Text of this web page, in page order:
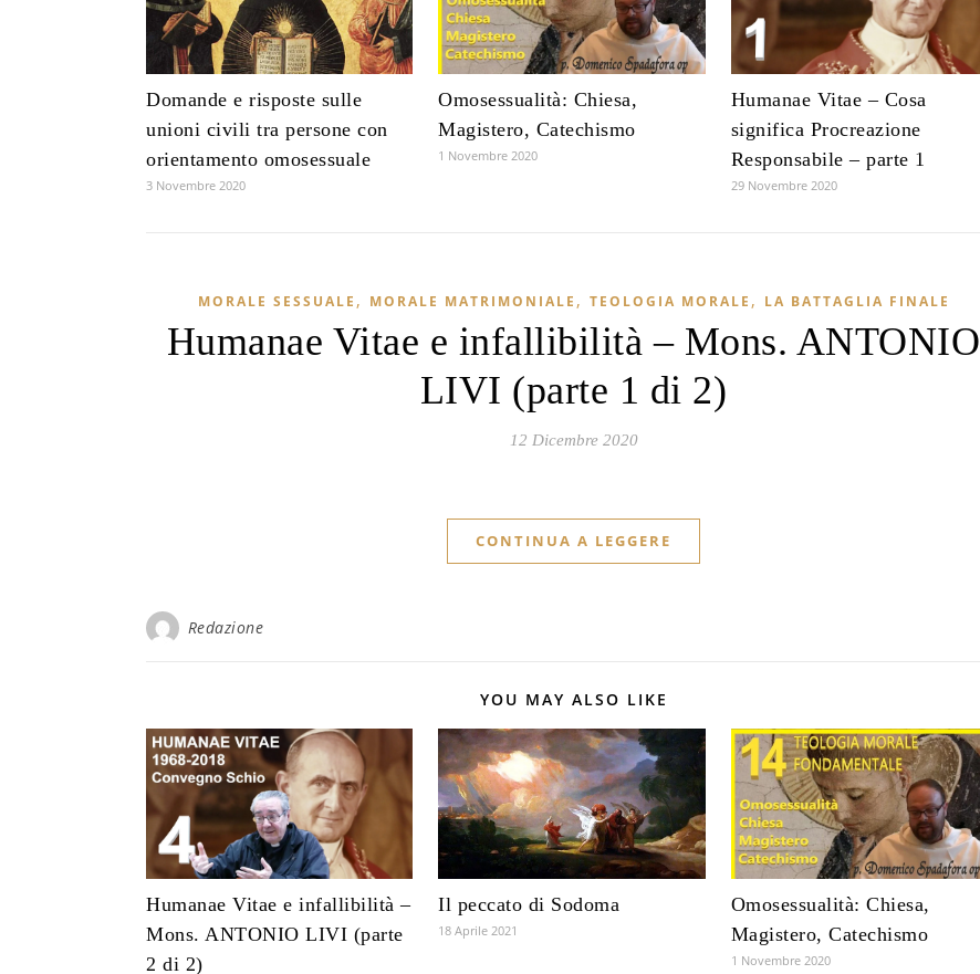
Domande e risposte sulle
unioni civili tra persone con
orientamento omosessuale
3 Novembre 2020
Omosessualità: Chiesa,
Magistero, Catechismo
1 Novembre 2020
Humanae Vitae – Cosa
significa Procreazione
Responsabile – parte 1
29 Novembre 2020
MORALE SESSUALE , MORALE MATRIMONIALE , TEOLOGIA MORALE , LA BATTAGLIA FINALE
Humanae Vitae e infallibilità – Mons. ANTONIO
LIVI (parte 1 di 2)
12 Dicembre 2020
CONTINUA A LEGGERE
Redazione
YOU MAY ALSO LIKE
Humanae Vitae e infallibilità –
Mons. ANTONIO LIVI (parte
2 di 2)
Il peccato di Sodoma
18 Aprile 2021
Omosessualità: Chiesa,
Magistero, Catechismo
1 Novembre 2020